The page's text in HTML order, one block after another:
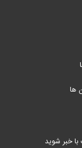
ها
خبر شوید